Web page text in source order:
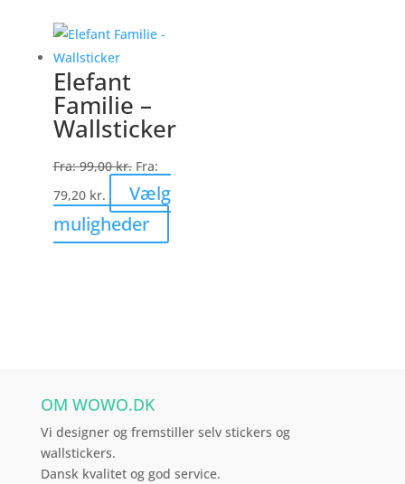
vælges
varesiden
Elefant
Familie –
Wallsticker
Fra:99,00kr. Fra:
79,20 kr.
Vælg
muligheder
vare
varesiden
OM WOWO.DK
Vi designer og fremstiller selv stickers og
wallstickers.
Dansk kvalitet og god service.